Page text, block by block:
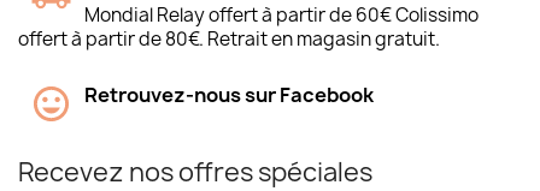
Mondial Relay offert à partir de 60€ Colissimo
offert à partir de 80€. Retrait en magasin gratuit.
Retrouvez-nous sur Facebook
Recevez nos offres spéciales